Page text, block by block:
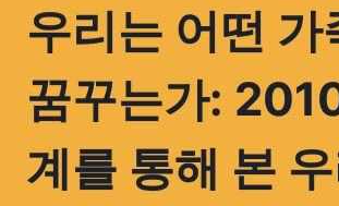
우리는 어떤 가
꿈꾸는가:
계를 통해 본